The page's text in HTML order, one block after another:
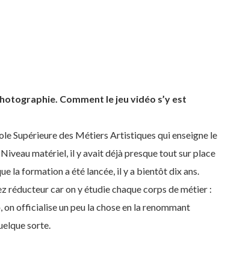
Comment le jeu vidéo s’y est
Supérieure des Métiers Artistiques qui enseigne le
matériel, il y avait déjà presque tout sur place
la formation a été lancée, il y a bientôt dix ans.
réducteur car on y étudie chaque corps de métier :
officialise un peu la chose en la renommant
sorte.